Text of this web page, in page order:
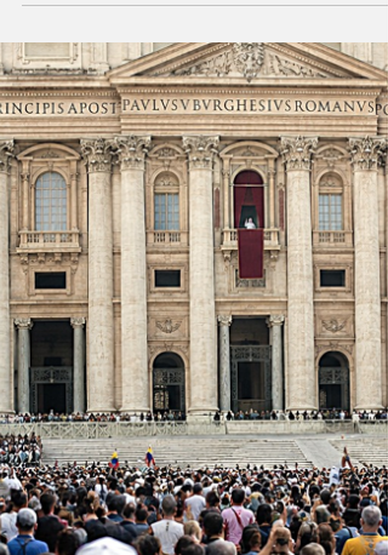
Es la decisión vital que enfrenta la
desde sus inicios: ahora la cooperación de
todos es condición para sobrevivir en el
21